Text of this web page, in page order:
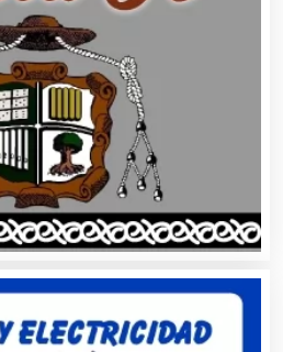
para Fiestas
y Mesas